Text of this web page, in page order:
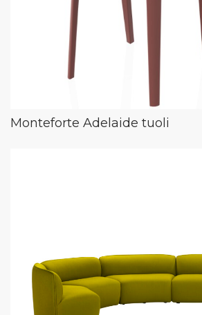
Monteforte Adelaide tuoli